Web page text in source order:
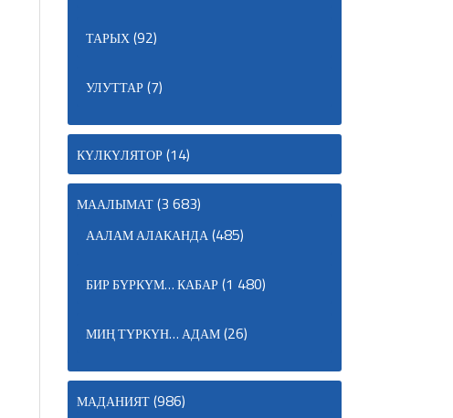
ТАРЫХ(92)
УЛУТТАР(7)
КҮЛКҮЛЯТОР(14)
МААЛЫМАТ(3 683)
ААЛАМ АЛАКАНДА(485)
БИР БҮРКҮМ… КАБАР(1 480)
МИҢ ТҮРКҮН… АДАМ(26)
МАДАНИЯТ(986)